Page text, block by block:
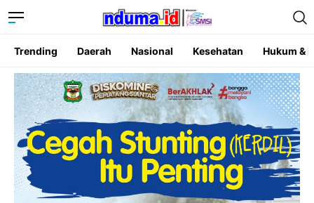
Trending Daerah Nasional Kesehatan Hukum &